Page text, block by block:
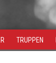
TRUPPEN